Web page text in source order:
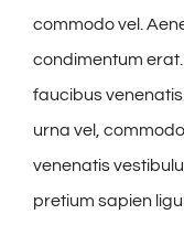
commodo vel.
condimentum
faucibus
urna vel,
venenatis
pretium sapien